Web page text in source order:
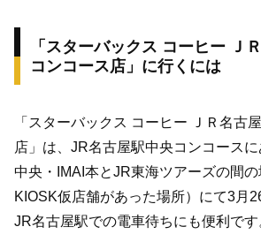
「スターバックス コーヒー Ｊ
コンコース店」に行くには
「スターバックス コーヒー ＪＲ名古
店」は、JR名古屋駅中央コンコース
中央・IMAI本とJR東海ツアーズの間
KIOSK仮店舗があった場所）にて3月
JR名古屋駅での電車待ちにも便利です